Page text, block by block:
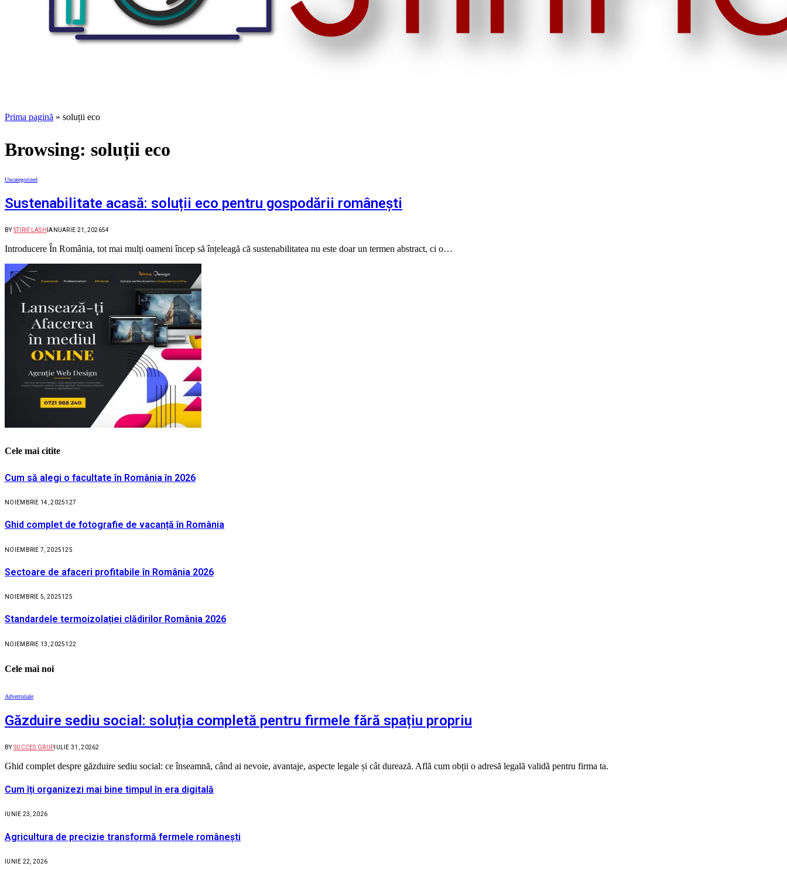
Prima pagină » soluții eco
Browsing: soluții eco
Uncategorized
Sustenabilitate acasă: soluții eco pentru gospodării românești
BY STIRIFLASH IANUARIE 21, 202654
Introducere În România, tot mai mulți oameni încep să înțeleagă că sustenabilitatea nu este doar un termen abstract, ci o…
Cele mai citite
Cum să alegi o facultate în România în 2026
NOIEMBRIE 14, 2025127
Ghid complet de fotografie de vacanță în România
NOIEMBRIE 7, 2025125
Sectoare de afaceri profitabile în România 2026
NOIEMBRIE 5, 2025125
Standardele termoizolației clădirilor România 2026
NOIEMBRIE 13, 2025122
Cele mai noi
Advertoriale
Găzduire sediu social: soluția completă pentru firmele fără spațiu propriu
BY SUCCES GRUP IULIE 31, 20262
Ghid complet despre găzduire sediu social: ce înseamnă, când ai nevoie, avantaje, aspecte legale și cât durează. Află cum obții o adresă legală validă pentru firma ta.
Cum îți organizezi mai bine timpul în era digitală
IUNIE 23, 2026
Agricultura de precizie transformă fermele românești
IUNIE 22, 2026